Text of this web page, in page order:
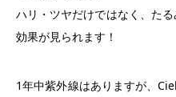
ハリ・ツヤだけではなく、た
効果が見られます！
1年中紫外線はありますが、